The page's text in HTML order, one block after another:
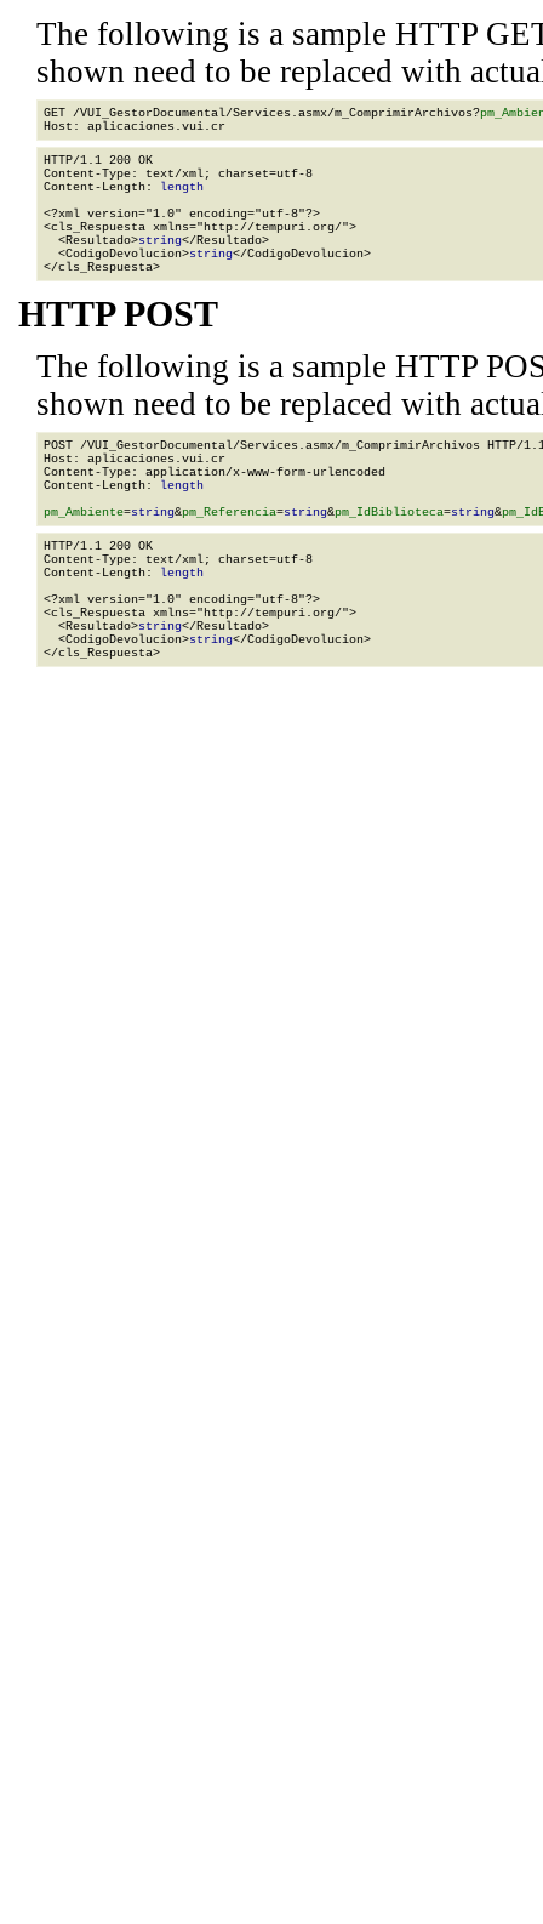
The following is a sample HTTP
shown need to be replaced with
GET /VUI_GestorDocumental/Services.asmx/m_ComprimirArchivos?
HTTP/1.1 200 OK
Content-Type: text/xml; charset=utf-8
Content-Length: length
<?xml version="1.0" encoding="utf-8"?>
<cls_Respuesta xmlns="http://tempuri.org/">
  <Resultado>
string</Resultado>
  <CodigoDevolucion>
string</CodigoDevolucion>
</cls_Respuesta>
HTTP POST
The following is a sample HTTP
shown need to be replaced with
POST /VUI_GestorDocumental/Services.asmx/m_ComprimirArchivos HTTP/
Host: aplicaciones.vui.cr
Content-Type: application/x-www-form-urlencoded
Content-Length: length
pm_Ambiente=string&pm_Referencia=string&pm_IdBiblioteca=string&
HTTP/1.1 200 OK
Content-Type: text/xml; charset=utf-8
Content-Length: length
<?xml version="1.0" encoding="utf-8"?>
<cls_Respuesta xmlns="http://tempuri.org/">
  <Resultado>
string</Resultado>
  <CodigoDevolucion>
string</CodigoDevolucion>
</cls_Respuesta>